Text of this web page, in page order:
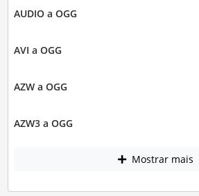
AUDIO a OGG
AVI a OGG
AZW a OGG
AZW3 a OGG
Mostrar mais